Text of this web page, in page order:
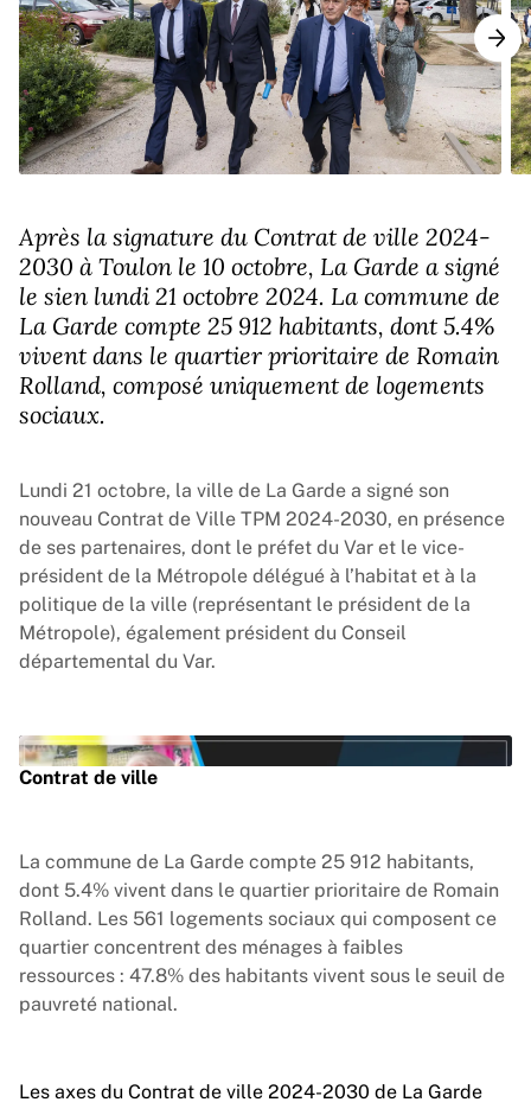
Après la signature du Contrat de ville 2024-
2030 à Toulon le 10 octobre, La Garde a signé
le sien lundi 21 octobre 2024. La commune de
La Garde compte 25 912 habitants, dont 5.4%
vivent dans le quartier prioritaire de Romain
Rolland, composé uniquement de logements
sociaux.
Lundi 21 octobre, la ville de La Garde a signé son
nouveau Contrat de Ville TPM 2024-2030, en présence
de ses partenaires, dont le préfet du Var et le vice-
président de la Métropole délégué à l’habitat et à la
politique de la ville (représentant le président de la
Métropole), également président du Conseil
départemental du Var.
Contrat de ville
Vimeo est désactivé. Autoriser
Lire la vidéo
La commune de La Garde compte 25 912 habitants,
dont 5.4% vivent dans le quartier prioritaire de Romain
Rolland. Les 561 logements sociaux qui composent ce
quartier concentrent des ménages à faibles
ressources : 47.8% des habitants vivent sous le seuil de
pauvreté national.
Les axes du Contrat de ville 2024-2030 de La Garde